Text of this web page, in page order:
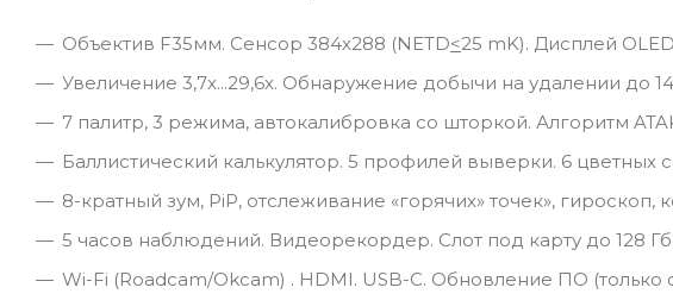
Объектив F35мм. Сенсор 384x288 (NETD<25 mK). Дисплей
Увеличение 3,7x...29,6x. Обнаружение добычи на удалении до
7 палитр, 3 режима, автокалибровка со шторкой. Алгоритм
Баллистический калькулятор. 5 профилей выверки. 6 цветных
8-кратный зум, PiP, отслеживание «горячих» точек», гироскоп,
5 часов наблюдений. Видеорекордер. Слот под карту до 128 Гб.
Wi-Fi (Roadcam/Okcam) . HDMI. USB-C. Обновление ПО (только